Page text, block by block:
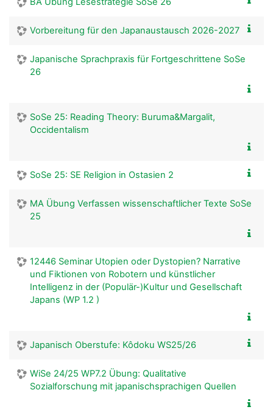
Vorbereitung für den Japanaustausch 2026-2027
Japanische Sprachpraxis für Fortgeschrittene SoSe
26
SoSe 25: Reading Theory: Buruma&Margalit,
Occidentalism
SoSe 25: SE Religion in Ostasien 2
MA Übung Verfassen wissenschaftlicher Texte SoSe
25
12446 Seminar Utopien oder Dystopien? Narrative
und Fiktionen von Robotern und künstlicher
Intelligenz in der (Populär-)Kultur und Gesellschaft
Japans (WP 1.2 )
Japanisch Oberstufe: Kôdoku WS25/26
WiSe 24/25 WP7.2 Übung: Qualitative
Sozialforschung mit japanischsprachigen Quellen